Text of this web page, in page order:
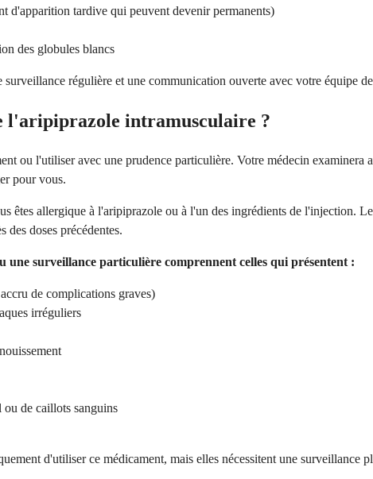
d'apparition tardive qui peuvent devenir permanents)
des globules blancs
régulière et une communication ouverte avec votre équipe
l'aripiprazole intramusculaire ?
ou l'utiliser avec une prudence particulière. Votre médecin
pour vous.
êtes allergique à l'aripiprazole ou à l'un des ingrédients de l'injection.
des doses précédentes.
une surveillance particulière comprennent celles qui présentent :
de complications graves)
irréguliers
ou de caillots sanguins
d'utiliser ce médicament, mais elles nécessitent une surveillance